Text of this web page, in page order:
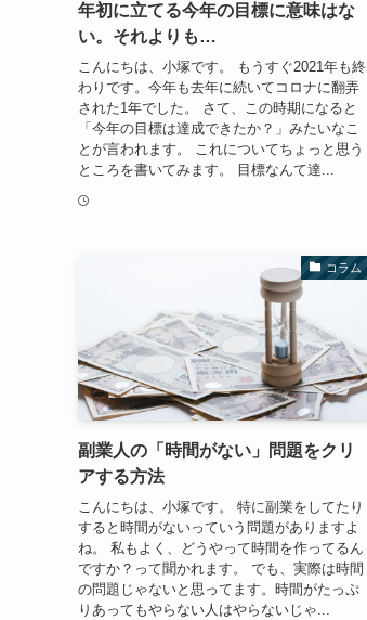
年初に立てる今年の目標に意味はな
い。それよりも…
こんにちは、小塚です。 もうすぐ2021年も終
わりです。今年も去年に続いてコロナに翻弄
された1年でした。 さて、この時期になると
「今年の目標は達成できたか？」みたいなこ
とが言われます。 これについてちょっと思う
ところを書いてみます。 目標なんて達...
コラム
副業人の「時間がない」問題をクリ
アする方法
こんにちは、小塚です。 特に副業をしてたり
すると時間がないっていう問題がありますよ
ね。 私もよく、どうやって時間を作ってるん
ですか？って聞かれます。 でも、実際は時間
の問題じゃないと思ってます。時間がたっぷ
りあってもやらない人はやらないじゃ...